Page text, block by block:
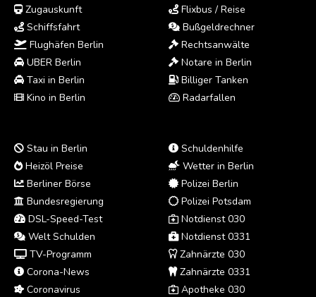
Zugauskunft
Schiffsfahrt
Flughäfen Berlin
UBER Berlin
Taxi in Berlin
Kino in Berlin
Flixbus / Reise
Bußgeldrechner
Rechtsanwälte
Notare in Berlin
Billiger Tanken
Radarfallen
Stau in Berlin
Heizöl Preise
Berliner Börse
Bundesregierung
DSL-Speed-Test
Welt Schulden
TV-Programm
Corona-News
Coronavirus
Schuldenhilfe
Wetter in Berlin
Polizei Berlin
Polizei Potsdam
Notdienst 030
Notdienst 0331
Zahnärzte 030
Zahnärzte 0331
Apotheke 030